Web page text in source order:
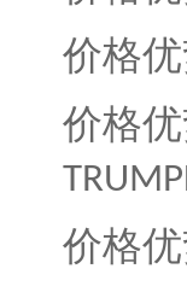
价格
价格
价格